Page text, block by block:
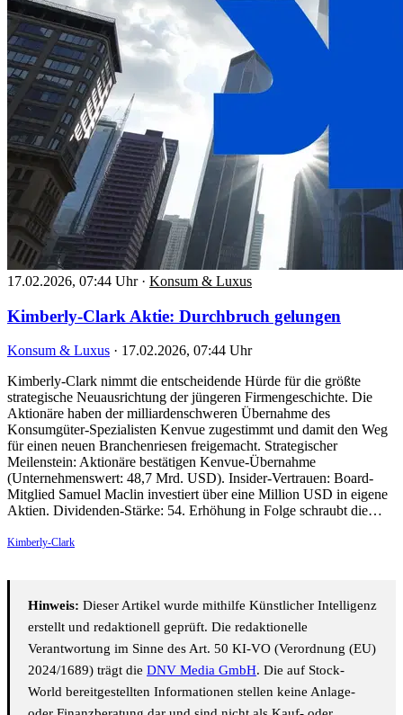
17.02.2026, 07:44 Uhr · Konsum & Luxus
Kimberly-Clark Aktie: Durchbruch gelungen
Konsum & Luxus · 17.02.2026, 07:44 Uhr
Kimberly-Clark nimmt die entscheidende Hürde für die größte
strategische Neuausrichtung der jüngeren Firmengeschichte. Die
Aktionäre haben der milliardenschweren Übernahme des
Konsumgüter-Spezialisten Kenvue zugestimmt und damit den Weg
für einen neuen Branchenriesen freigemacht. Strategischer
Meilenstein: Aktionäre bestätigen Kenvue-Übernahme
(Unternehmenswert: 48,7 Mrd. USD). Insider-Vertrauen: Board-
Mitglied Samuel Maclin investiert über eine Million USD in eigene
Aktien. Dividenden-Stärke: 54. Erhöhung in Folge schraubt die…
Kimberly-Clark
Hinweis: Dieser Artikel wurde mithilfe Künstlicher Intelligenz
erstellt und redaktionell geprüft. Die redaktionelle
Verantwortung im Sinne des Art. 50 KI-VO (Verordnung (EU)
2024/1689) trägt die DNV Media GmbH. Die auf Stock-
World bereitgestellten Informationen stellen keine Anlage-